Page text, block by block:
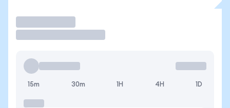
15m 30m 1H 4H 1D